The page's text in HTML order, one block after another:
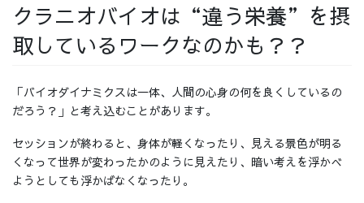
クラニオバイオは“違う栄養”を摂
取しているワークなのかも？？
「バイオダイナミクスは一体、人間の心身の何を良くしているの
だろう？」と考え込むことがあります。
セッションが終わると、身体が軽くなったり、見える景色が明る
くなって世界が変わったかのように見えたり、暗い考えを浮かべ
ようとしても浮かばなくなったり。